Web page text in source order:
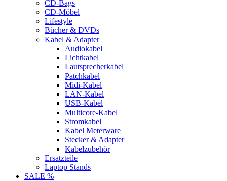
CD-Bags
CD-Möbel
Lifestyle
Bücher & DVDs
Kabel & Adapter
Audiokabel
Lichtkabel
Lautsprecherkabel
Patchkabel
Midi-Kabel
LAN-Kabel
USB-Kabel
Multicore-Kabel
Stromkabel
Kabel Meterware
Stecker & Adapter
Kabelzubehör
Ersatzteile
Laptop Stands
SALE %